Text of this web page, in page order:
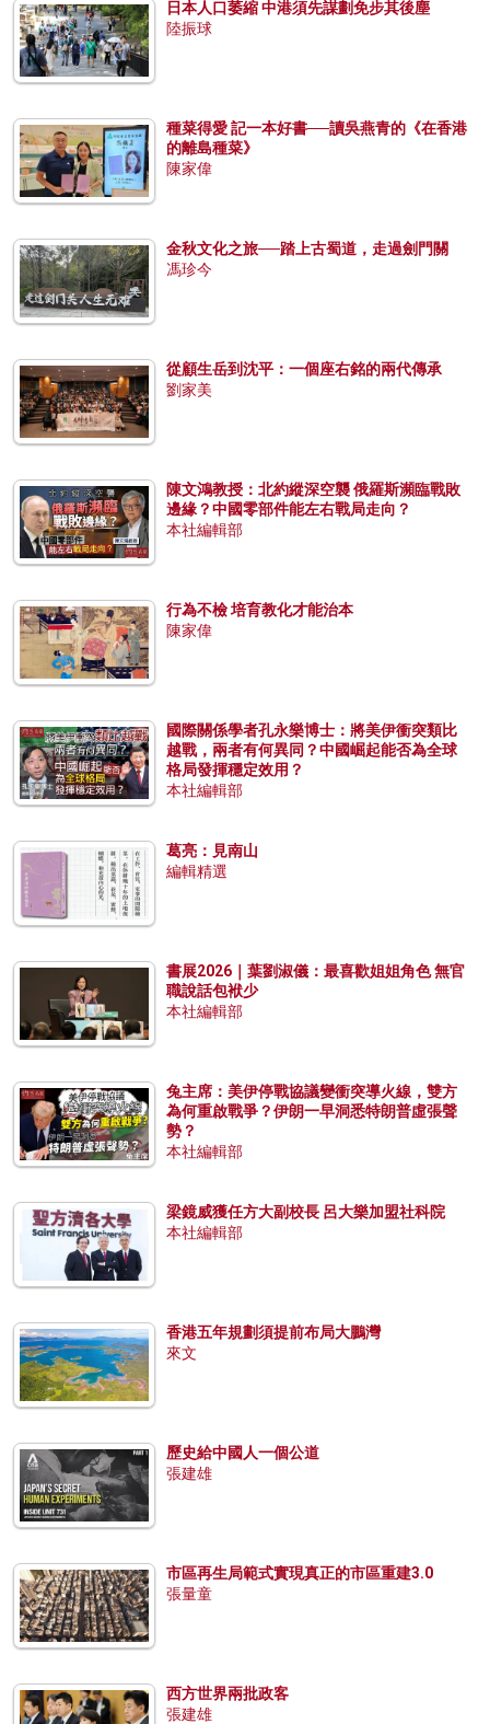
日本人口萎縮 中港須先謀劃免步其後塵
陸振球
種菜得愛 記一本好書──讀吳燕青的《在香港
的離島種菜》
陳家偉
金秋文化之旅──踏上古蜀道，走過劍門關
馮珍今
從顧生岳到沈平：一個座右銘的兩代傳承
劉家美
陳文鴻教授：北約縱深空襲 俄羅斯瀕臨戰敗
邊緣？中國零部件能左右戰局走向？
本社編輯部
行為不檢 培育教化才能治本
陳家偉
國際關係學者孔永樂博士：將美伊衝突類比
越戰，兩者有何異同？中國崛起能否為全球
格局發揮穩定效用？
本社編輯部
葛亮：見南山
編輯精選
書展2026｜葉劉淑儀：最喜歡姐姐角色 無官
職說話包袱少
本社編輯部
兔主席：美伊停戰協議變衝突導火線，雙方
為何重啟戰爭？伊朗一早洞悉特朗普虛張聲
勢？
本社編輯部
梁鏡威獲任方大副校長 呂大樂加盟社科院
本社編輯部
香港五年規劃須提前布局大鵬灣
來文
歷史給中國人一個公道
張建雄
市區再生局範式實現真正的市區重建3.0
張量童
西方世界兩批政客
張建雄